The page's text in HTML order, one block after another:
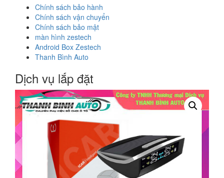
Chính sách bảo hành
Chính sách vận chuyển
Chính sách bảo mật
màn hình zestech
Android Box Zestech
Thanh Bình Auto
Dịch vụ lắp đặt